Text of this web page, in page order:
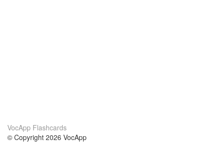
VocApp Flashcards
© Copyright 2026 VocApp